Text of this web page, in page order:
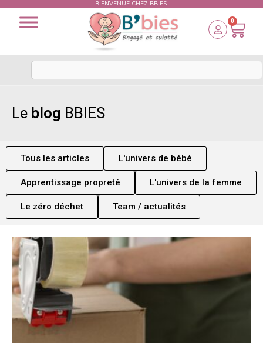
BIENVENUE CHEZ BBIES.
0
Le blog BBIES
Tous les articles L'univers de bébé
Apprentissage propreté L'univers de la femme
Le zéro déchet Team / actualités